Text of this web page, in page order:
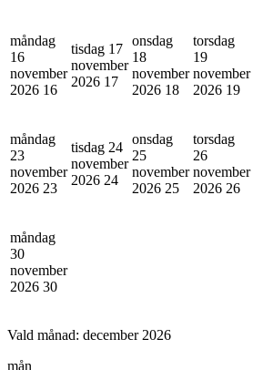
måndag
16
november
2026 16
tisdag 17
november
2026 17
onsdag
18
november
2026 18
torsdag
19
november
2026 19
måndag
23
november
2026 23
tisdag 24
november
2026 24
onsdag
25
november
2026 25
torsdag
26
november
2026 26
måndag
30
november
2026 30
Vald månad: december 2026
mån